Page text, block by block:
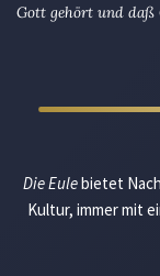
Gott gehört und daß
Die Eulebietet
Kultur, immer mit